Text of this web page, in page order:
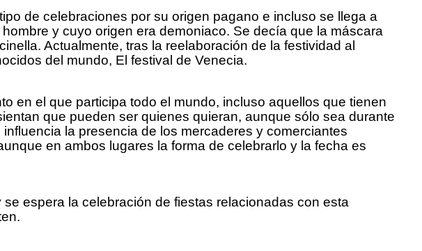
de celebraciones por su origen pagano e incluso se llega a
y cuyo origen era demoniaco. Se decía que la máscara
Actualmente, tras la reelaboración de la festividad al
del mundo, El festival de Venecia.
en el que participa todo el mundo, incluso aquellos que tienen
que pueden ser quienes quieran, aunque sólo sea durante
la presencia de los mercaderes y comerciantes
en ambos lugares la forma de celebrarlo y la fecha es
espera la celebración de fiestas relacionadas con esta